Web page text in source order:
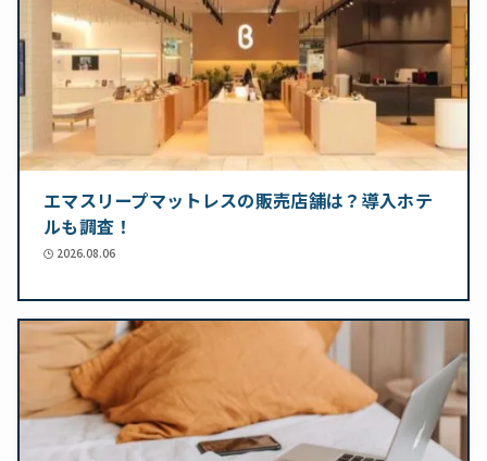
エマスリープマットレスの販売店舗は？導入ホテ
ルも調査！
2026.08.06